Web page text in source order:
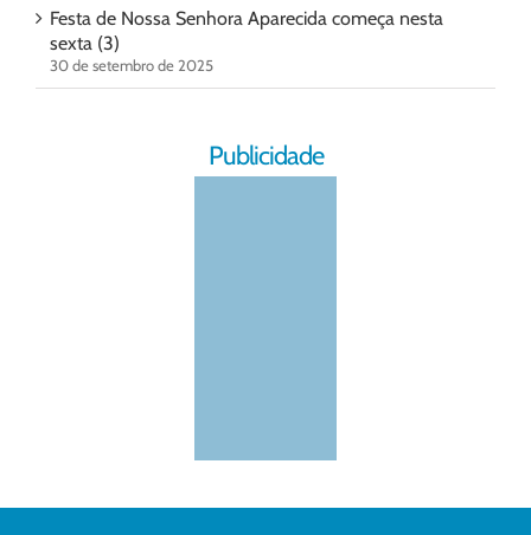
Festa de Nossa Senhora Aparecida começa nesta
sexta (3)
30 de setembro de 2025
Publicidade